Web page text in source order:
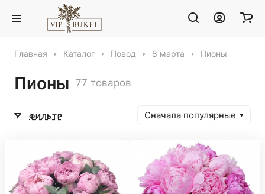
Главная Каталог Повод 8 марта Пионы
Пионы 77 товаров
ФИЛЬТР Сначала популярные